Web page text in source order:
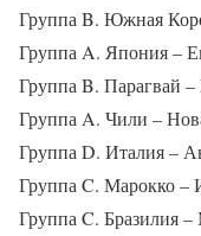
Группа B. Южная
Группа A. Япония –
Группа B. Парагвай
Группа A. Чили –
Группа D. Италия –
Группа C. Марокко –
Группа C. Бразилия